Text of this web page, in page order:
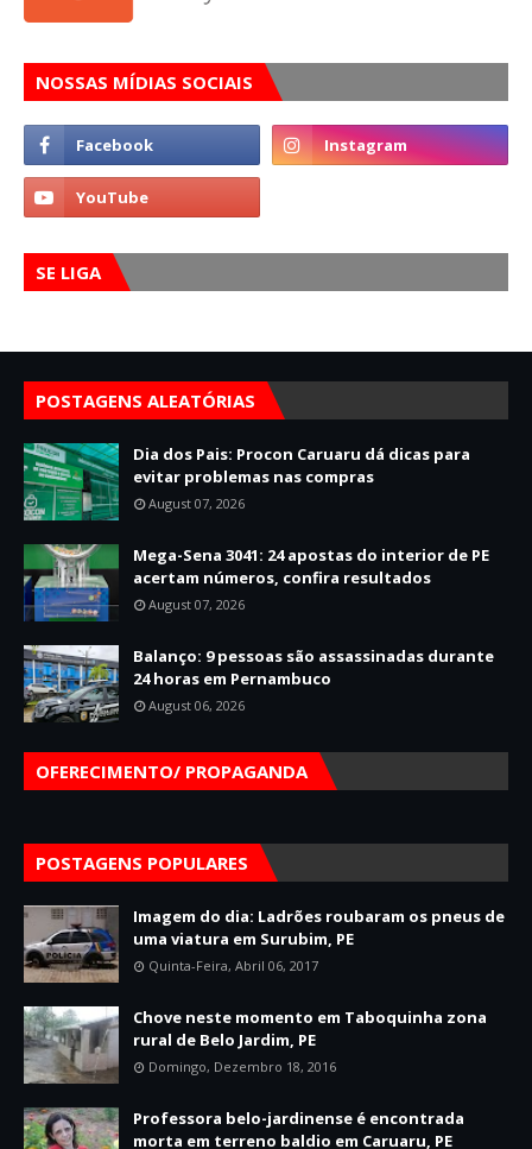
NOSSAS MÍDIAS SOCIAIS
SE LIGA
POSTAGENS ALEATÓRIAS
Dia dos Pais: Procon Caruaru dá dicas para
evitar problemas nas compras
August 07, 2026
Mega-Sena 3041: 24 apostas do interior de PE
acertam números, confira resultados
August 07, 2026
Balanço: 9 pessoas são assassinadas durante
24 horas em Pernambuco
August 06, 2026
OFERECIMENTO/ PROPAGANDA
POSTAGENS POPULARES
Imagem do dia: Ladrões roubaram os pneus de
uma viatura em Surubim, PE
Quinta-Feira, Abril 06, 2017
Chove neste momento em Taboquinha zona
rural de Belo Jardim, PE
Domingo, Dezembro 18, 2016
Professora belo-jardinense é encontrada
morta em terreno baldio em Caruaru, PE